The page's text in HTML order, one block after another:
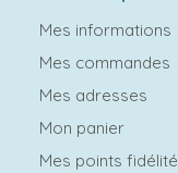
Mes informations
Mes commandes
Mes adresses
Mon panier
Mes points fidélité